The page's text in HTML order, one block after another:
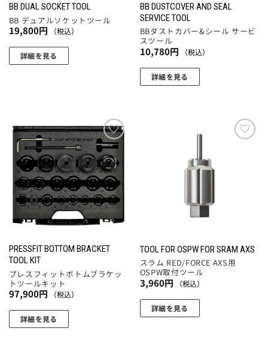
BB DUAL SOCKET TOOL
BB デュアルソケットツール
19,800円 （税込）
詳細を見る
に
は
複
数
の
バ
リ
エ
シ
ョ
ン
が
BB DUSTCOVER AND SEAL
SERVICE TOOL
BBダストカバー&シール サービ
スツール
10,780円 （税込）
詳細を見る
お気
に入
りに
追加
PRESSFIT BOTTOM BRACKET
TOOL KIT
プレスフィットボトムブラケッ
トツールキット
97,900円 （税込）
詳細を見る
TOOL FOR OSPW FOR SRAM AXS
スラム RED/FORCE AXS用
OSPW取付ツール
3,960円 （税込）
詳細を見る